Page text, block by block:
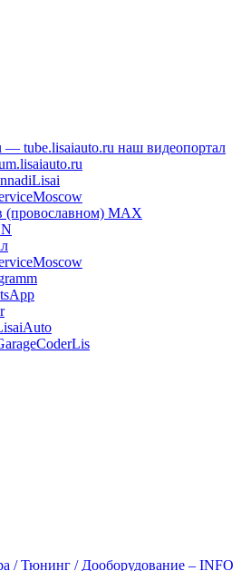
— tube.lisaiauto.ru наш видеопортал
(провославном) MAX
/ Тюнинг / Дооборудование – INFO